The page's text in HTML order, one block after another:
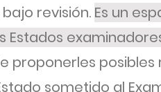
revisión. Es un
Estados
proponerles
sometido al